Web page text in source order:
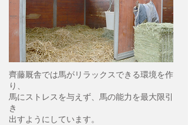
齊藤厩舎では馬がリラックスできる環境を作
り、
馬にストレスを与えず、馬の能力を最大限引
き
出すようにしています。